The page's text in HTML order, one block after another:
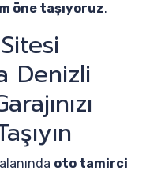
öne taşıyoruz.
Denizli
alanında oto tamirci